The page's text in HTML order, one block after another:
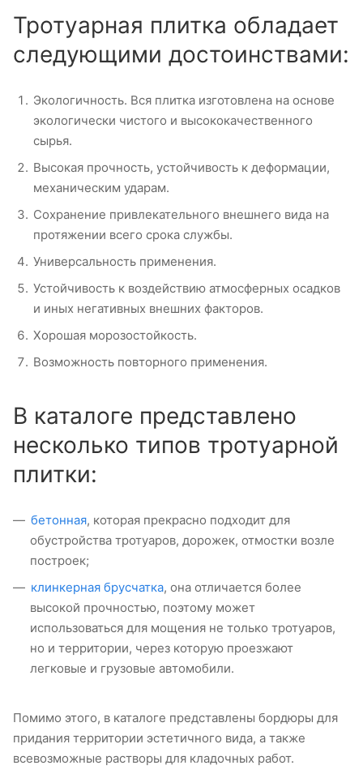
Тротуарная плитка обладает
следующими достоинствами:
Экологичность. Вся плитка изготовлена на основе
экологически чистого и высококачественного
сырья.
Высокая прочность, устойчивость к деформации,
механическим ударам.
Сохранение привлекательного внешнего вида на
протяжении всего срока службы.
Универсальность применения.
Устойчивость к воздействию атмосферных осадков
и иных негативных внешних факторов.
Хорошая морозостойкость.
Возможность повторного применения.
В каталоге представлено
несколько типов тротуарной
плитки:
бетонная, которая прекрасно подходит для
обустройства тротуаров, дорожек, отмостки возле
построек;
клинкерная брусчатка, она отличается более
высокой прочностью, поэтому может
использоваться для мощения не только тротуаров,
но и территории, через которую проезжают
легковые и грузовые автомобили.
Помимо этого, в каталоге представлены бордюры для
придания территории эстетичного вида, а также
всевозможные растворы для кладочных работ.